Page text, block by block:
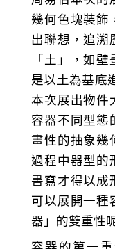
幾何色塊裝飾
出聯想，追溯
「土」，如
是以土為基底
本次展出物件
容器不同型態
畫性的抽象幾
過程中器型的
書寫才得以成
可以展開一種
器」的雙重性